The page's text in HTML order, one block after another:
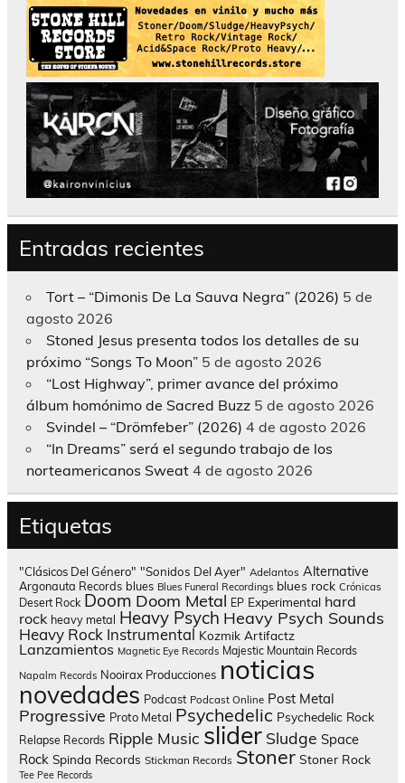
Entradas recientes
Tort – “Dimonis De La Sauva Negra” (2026) 5 de
agosto 2026
Stoned Jesus presenta todos los detalles de su
próximo “Songs To Moon” 5 de agosto 2026
“Lost Highway”, primer avance del próximo
álbum homónimo de Sacred Buzz 5 de agosto 2026
Svindel – “Drömfeber” (2026) 4 de agosto 2026
“In Dreams” será el segundo trabajo de los
norteamericanos Sweat 4 de agosto 2026
Etiquetas
"Clásicos Del Género" "Sonidos Del Ayer" Adelantos Alternative
Argonauta Records blues Blues Funeral Recordings blues rock Crónicas
Desert Rock Doom Doom Metal EP Experimental hard
rock heavy metal Heavy Psych Heavy Psych Sounds
Heavy Rock Instrumental Kozmik Artifactz
Lanzamientos Magnetic Eye Records Majestic Mountain Records
Napalm Records Nooirax Producciones noticias
novedades Podcast Podcast Online Post Metal
Progressive Proto Metal Psychedelic Psychedelic Rock
Relapse Records Ripple Music slider Sludge Space
Rock Spinda Records Stickman Records Stoner Stoner Rock
Tee Pee Records